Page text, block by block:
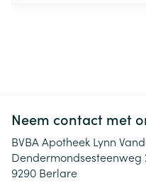
Neem contact met
BVBA Apotheek Lynn
Dendermondsesteenweg
9290 Berlare